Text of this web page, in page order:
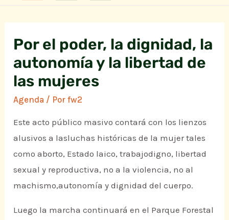
Por el poder, la dignidad, la
autonomía y la libertad de
las mujeres
Agenda / Porfw2
Este acto público masivo contará con los lienzos
alusivos a lasluchas históricas de la mujer tales
como aborto, Estado laico, trabajodigno, libertad
sexual y reproductiva, no a la violencia, no al
machismo,autonomía y dignidad del cuerpo.
Luego la marcha continuará en el Parque Forestal